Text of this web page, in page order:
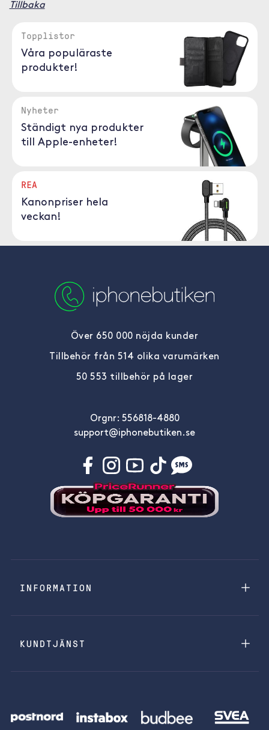
Tillbaka
Topplistor
Våra populäraste
produkter!
Nyheter
Ständigt nya produkter
till Apple-enheter!
REA
Kanonpriser hela
veckan!
Över 650 000 nöjda kunder
Tillbehör från 514 olika varumärken
50 553 tillbehör på lager
Orgnr: 556818-4880
support@iphonebutiken.se
INFORMATION
KUNDTJÄNST